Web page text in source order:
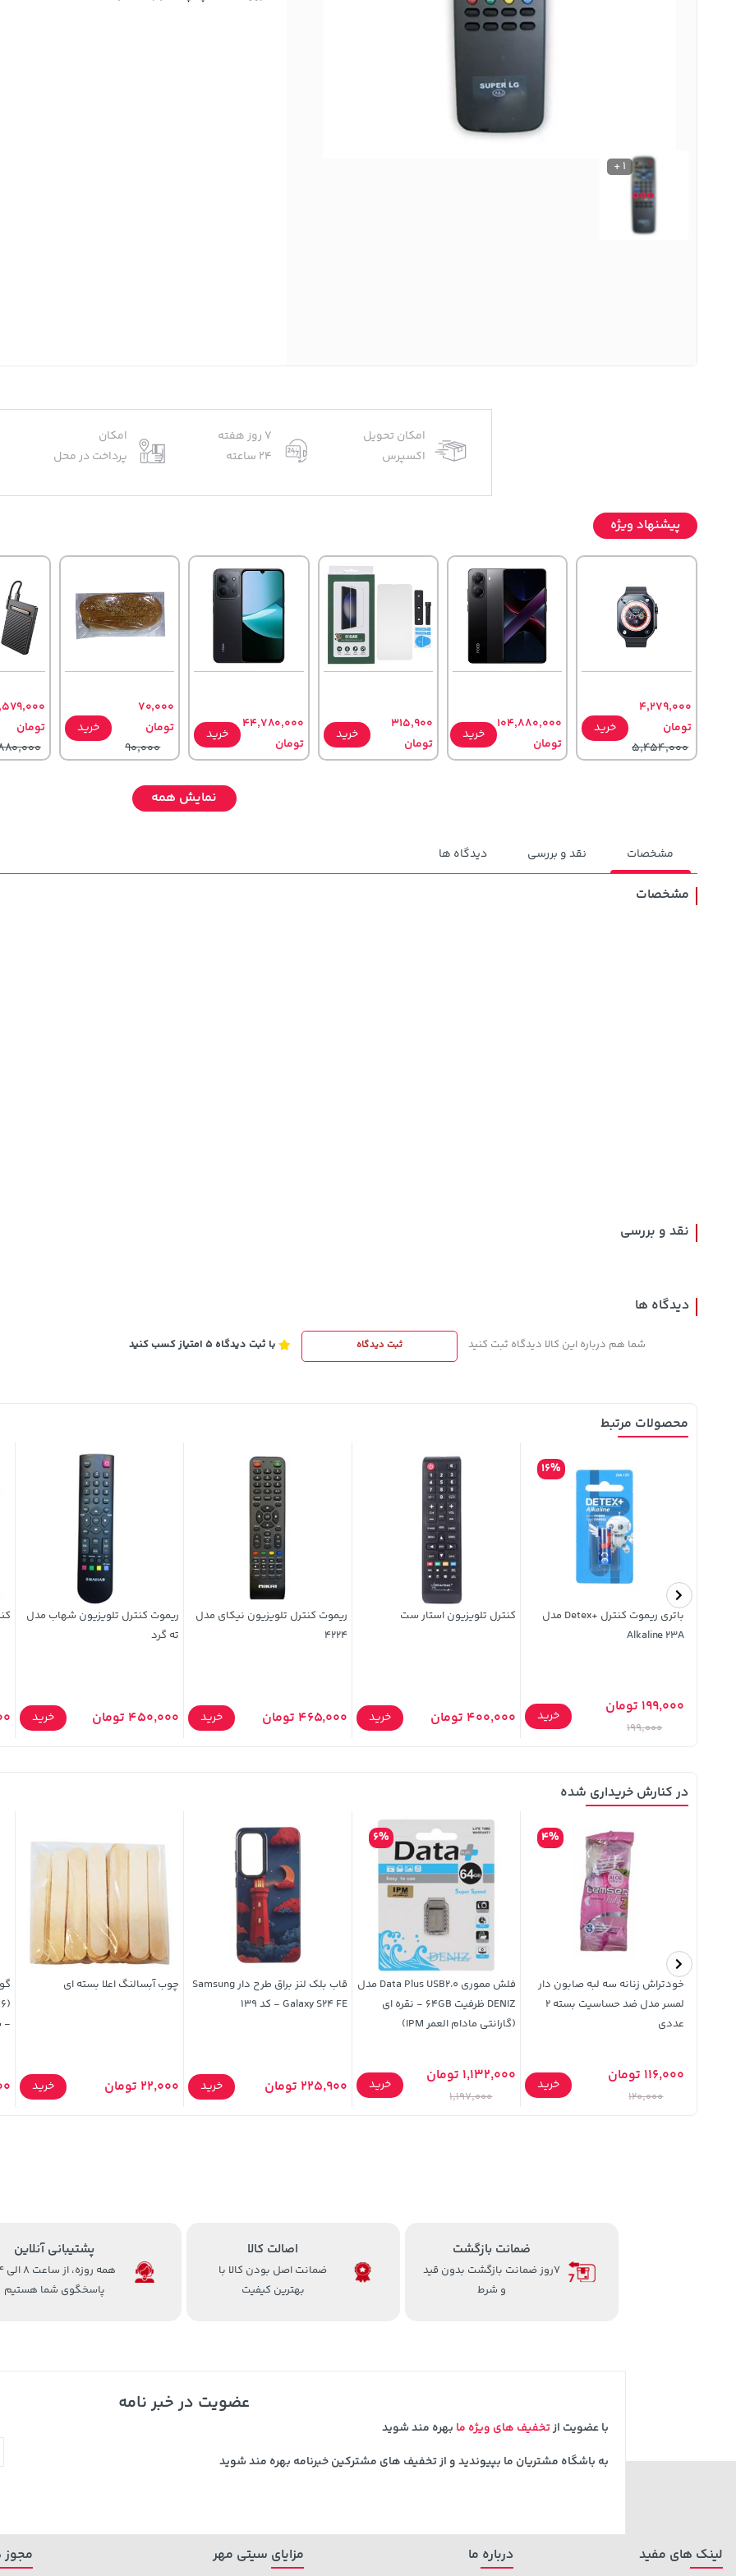
نوشیدنی ها
روشنایی و الکتریکی
1 +
امکان تحویل
اکسپرس
7 روز هفته
24 ساعته
امکان
پرداخت در محل
پیشنهاد ویژه
4,279,000
تومان
5,454,000
خرید
104,880,000
تومان
خرید
315,900
تومان
خرید
44,780,000
تومان
خرید
70,000
تومان
90,000
خرید
تومان
نمایش همه
مشخصات نقد و بررسی دیدگاه ها
مشخصات
نقد و بررسی
دیدگاه ها
شما هم درباره این کالا دیدگاه ثبت کنید ثبت دیدگاه با ثبت دیدگاه 5 امتیاز کسب کنید
محصولات مرتبط
باتری ریموت کنترل +Detex مدل
Alkaline 23A
16%
199,000 تومان
199,000
خرید
کنترل تلویزیون استار ست
400,000 تومان خرید
ریموت کنترل تلویزیون نیکای مدل
4224
465,000 تومان خرید
ریموت کنترل تلویزیون شهاب مدل
ته گرد
450,000 تومان خرید
در کنارش خریداری شده
خودتراش زنانه سه لبه صابون دار
لمسر مدل ضد حساسیت بسته 2
عددی
4%
116,000 تومان
120,000
خرید
فلش مموری Data Plus USB2.0 مدل
DENIZ ظرفیت 64GB - نقره ای
(گارانتی مادام العمر IPM)
6%
1,132,000 تومان
1,197,000
خرید
قاب بلک لنز براق طرح دار Samsung
Galaxy S24 FE - کد 139
225,900 تومان خرید
چوب آبسالنگ اعلا بسته ای
22,000 تومان خرید
-
ضمانت بازگشت
7روز ضمانت بازگشت بدون قید
و شرط
اصالت کالا
ضمانت اصل بودن کالا با
بهترین کیفیت
پشتیبانی آنلاین
همه
پاسخگوی شما هستیم
عضویت در خبر نامه
با عضویت ازتخفیف های ویژه ما بهره مند شوید
به باشگاه مشتریان ما بپیوندید و از تخفیف های مشترکین خبرنامه بهره مند شوید
لینک های مفید درباره ما مزایای سیتی مهر مجوز